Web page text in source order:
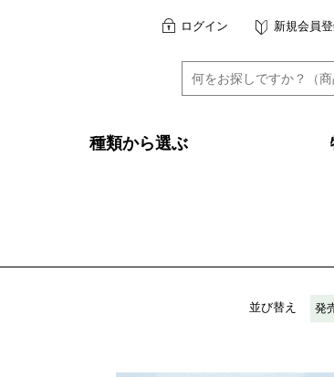
ログイン 新規会員
種類から選ぶ
並び替え 発